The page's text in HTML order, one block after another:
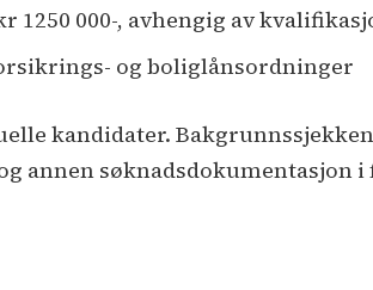
000-, avhengig av
og boliglånsordninger
kandidater.
annen søknadsdokumentasjon